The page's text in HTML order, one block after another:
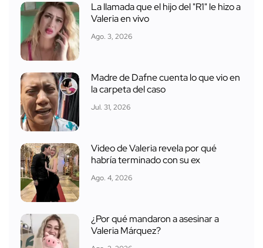
La llamada que el hijo del "R1" le hizo a
Valeria en vivo
Ago. 3, 2026
Madre de Dafne cuenta lo que vio en
la carpeta del caso
Jul. 31, 2026
Video de Valeria revela por qué
habría terminado con su ex
Ago. 4, 2026
¿Por qué mandaron a asesinar a
Valeria Márquez?